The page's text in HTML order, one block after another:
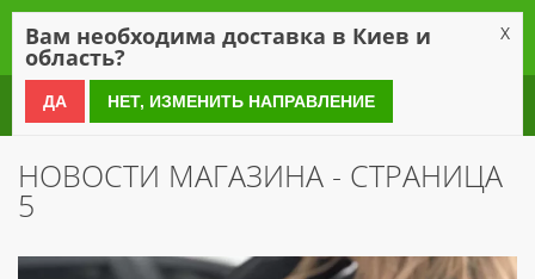
0 800 21 54 55
НОВОСТИ МАГАЗИНА - СТРАНИЦА
5
Вам необходима доставка в Киев и
область?
X
ДА НЕТ, ИЗМЕНИТЬ НАПРАВЛЕНИЕ